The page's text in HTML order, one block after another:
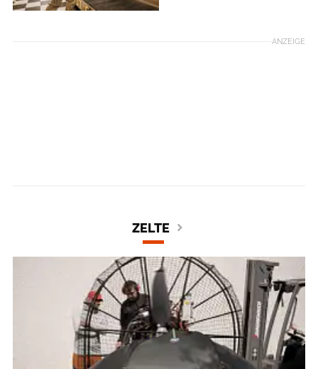
ANZEIGE
ZELTE